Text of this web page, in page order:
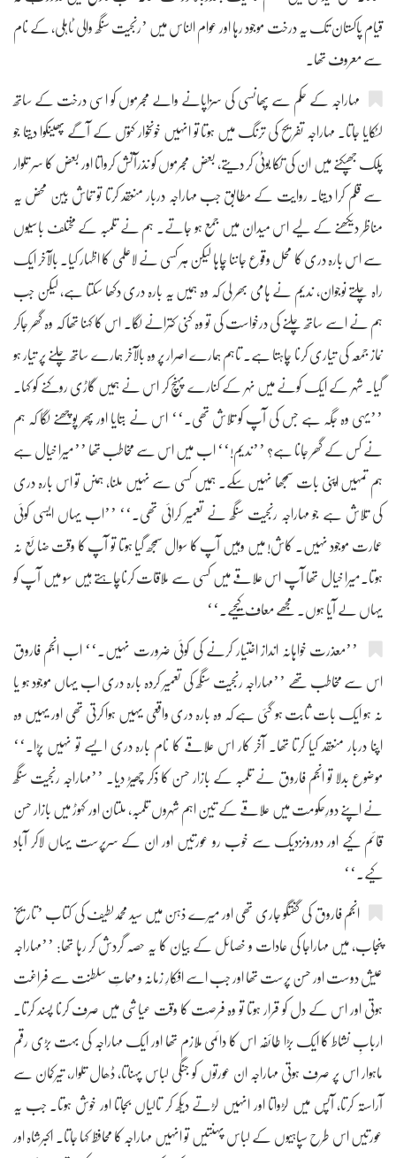
قیام پاکستان تک یہ درخت موجود رہا اور عوام الناس میں ’رنجیت سنگھ والی ٹاہلی، کے نام
سے معروف تھا۔
مہاراجہ کے حکم سے پھانسی کی سزاپانے والے مجرموں کو اسی درخت کے ساتھ
لٹکایا جاتا۔ مہاراجہ تفریح کی ترنگ میں ہوتا تو انہیں خونخوار کتوں کے آگے پھینکوا دیتا جو
پلک جھپکنے میں ان کی تکا بوٹی کر دیتے، بعض مجرموں کو نذرآتش کرواتا اور بعض کا سر تلوار
سے قلم کرا دیتا۔ روایت کے مطابق جب مہاراجہ دربار منعقد کرتا تو تماش بین محض یہ
مناظر دیکھنے کے لیے اس میدان میں جمع ہو جاتے۔ ہم نے تلمبہ کے مختلف باسیوں
سے اس بارہ دری کا محل وقوع جاننا چاہا لیکن ہر کسی نے لاعلمی کا اظہار کیا۔ بالآخر ایک
راہ چلتے نوجوان، ندیم نے ہامی بھر لی کہ وہ ہمیں یہ بارہ دری دکھا سکتا ہے، لیکن جب
ہم نے اسے ساتھ چلنے کی درخواست کی تو وہ کنی کترانے لگا۔ اس کا کہنا تھا کہ وہ گھر جاکر
نماز جمعہ کی تیاری کرنا چاہتا ہے۔ تاہم ہمارے اصرار پر وہ بالآخر ہمارے ساتھ چلنے پر تیار ہو
گیا۔ شہر کے ایک کونے میں نہر کے کنارے پہنچ کر اس نے ہمیں گاڑی روکنے کو کہا۔
’’یہی وہ جگہ ہے جس کی آپ کو تلاش تھی۔‘‘ اس نے بتایا اور پھر پوچھنے لگا کہ ہم
نے کس کے گھر جانا ہے؟ ’’ندیم!‘‘ اب میں اس سے مخاطب تھا ’’میرا خیال ہے
ہم تمہیں اپنی بات سمجھا نہیں سکے۔ ہمیں کسی سے نہیں ملنا، ہمںں تو اس بارہ دری
کی تلاش ہے جو مہاراجہ رنجیت سنگھ نے تعمیر کرائی تھی۔‘‘ ’’اب یہاں ایسی کوئی
عمارت موجود نہیں۔ کاش! میں وہیں آپ کا سوال سمجھ گیا ہوتا تو آپ کا وقت ضائع نہ
ہوتا۔میرا خیال تھا آپ اس علاقے میں کسی سے ملاقات کرناچاہتے ہیں سو میں آپ کو
یہاں لے آیا ہوں۔ مجھے معاف کیجیے۔‘‘
’’معذرت خواہانہ انداز اختیار کرنے کی کوئی ضرورت نہیں۔‘‘ اب انجم فاروق
اس سے مخاطب تھے ’’مہاراجہ رنجیت سنگھ کی تعمیر کردہ بارہ دری اب یہاں موجود ہو یا
نہ ہو ایک بات ثابت ہو گئی ہے کہ وہ بارہ دری واقعی یہیں ہوا کرتی تھی اور یہیں وہ
اپنا دربار منعقد کیا کرتا تھا۔ آخر کار اس علاقے کا نام بارہ دری ایسے تو نہیں پڑا۔‘‘
موضوع بدلا تو انجم فاروق نے تلمبہ کے بازار حسن کا ذکر چھیڑ دیا۔ ’’مہاراجہ رنجیت سنگھ
نے اپنے دورِحکومت میں علاقے کے تین اہم شہروں تلمبہ، ملتان اور کہوڑ میں بازار حسن
قائم کیے اور دورونزدیک سے خوب رو عورتیں اور ان کے سرپرست یہاں لاکر آباد
کیے۔‘‘
انجم فاروق کی گفتگو جاری تھی اور میرے ذہن میں سید محمدلطیف کی کتاب ’تاریخ
پنجاب، میں مہاراجا کی عادات و خصائل کے بیان کا یہ حصہ گردش کر رہا تھا: ’’مہاراجہ
عیش دوست اور حسن پرست تھا اور جب اسے افکارِ زمانہ و مہماتِ سلطنت سے فراغت
ہوتی اور اس کے دل کو قرار ہوتا تو وہ فرصت کا وقت عیاشی میں صرف کرنا پسند کرتا۔
اربابِ نشاط کا ایک بڑا طائفہ اس کا دائمی ملازم تھا اور ایک مہاراجہ کی بہت بڑی رقم
ماہوار اس پر صرف ہوتی مہاراجہ ان عورتوں کو جنگی لباس پہناتا، ڈھال تلوار، تیرکمان سے
آراستہ کرتا، آپس میں لڑواتا اور انہیں لڑتے دیکھ کر تالیاں بجاتا اور خوش ہوتا۔ جب یہ
عورتیں اس طرح سپاہیوں کے لباس پہنتیں تو انہیں مہاراجہ کا محافظ کہا جاتا۔ اکبرشاہ اور